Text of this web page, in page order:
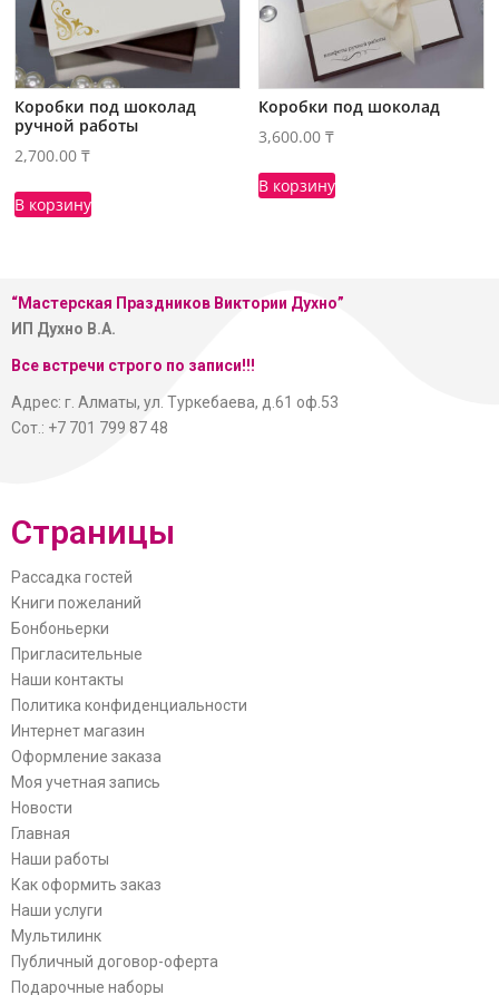
Коробки под шоколад
ручной работы
2,700.00₸
В корзину
Коробки под шоколад
3,600.00₸
В корзину
“Мастерская Праздников Виктории Духно”
ИП Духно В.А.
Все встречи строго по записи!!!
Адрес: г. Алматы, ул. Туркебаева, д.61 оф.53
Сот.: +7 701 799 87 48
Страницы
Рассадка гостей
Книги пожеланий
Бонбоньерки
Пригласительные
Наши контакты
Политика конфиденциальности
Интернет магазин
Оформление заказа
Моя учетная запись
Новости
Главная
Наши работы
Как оформить заказ
Наши услуги
Мультилинк
Публичный договор-оферта
Подарочные наборы